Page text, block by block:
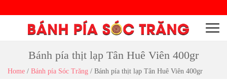
Menu
Bánh pía thịt lạp Tân Huê Viên 400gr
Home / Bánh pía Sóc Trăng / Bánh pía thịt lạp Tân Huê Viên 400gr